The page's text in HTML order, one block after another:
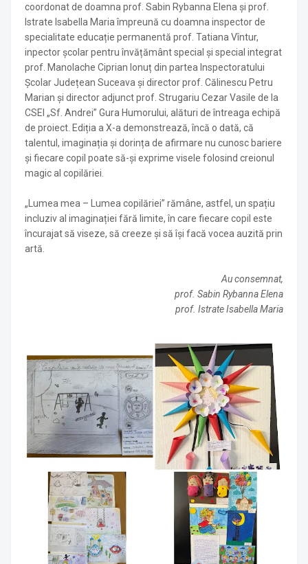
coordonat de doamna prof. Sabin Rybanna Elena și prof.
Istrate Isabella Maria împreună cu doamna inspector de
specialitate educație permanentă prof. Tatiana Vîntur,
inpector școlar pentru învățământ special și special integrat
prof. Manolache Ciprian Ionuț din partea Inspectoratului
Școlar Județean Suceava și director prof. Călinescu Petru
Marian și director adjunct prof. Strugariu Cezar Vasile de la
CSEI „Sf. Andrei” Gura Humorului, alături de întreaga echipă
de proiect. Ediția a X-a demonstrează, încă o dată, că
talentul, imaginația și dorința de afirmare nu cunosc bariere
și fiecare copil poate să-și exprime visele folosind creionul
magic al copilăriei.
„Lumea mea – Lumea copilăriei” rămâne, astfel, un spațiu
incluziv al imaginației fără limite, în care fiecare copil este
încurajat să viseze, să creeze și să își facă vocea auzită prin
artă.
Au consemnat,
prof. Sabin Rybanna Elena
prof. Istrate Isabella Maria